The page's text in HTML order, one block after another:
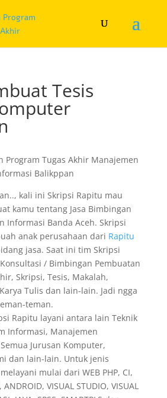
Tesis
kali ini Skripsi Rapitu mau
kamu tentang Jasa Bimbingan
Informasi Banda Aceh. Skripsi
anak perusahaan dari Rapitu
jasa. Saat ini tim Skripsi
/ Bimbingan Pembuatan
Skripsi, Tesis, Makalah,
Tulis dan lain-lain. Jadi ngga
teman.
Rapitu layani antara lain Teknik
Informasi, Manajemen
Jurusan Komputer,
dan lain-lain. Untuk jenis
mulai dari WEB PHP, CI,
ANDROID, VISUAL STUDIO, VISUAL